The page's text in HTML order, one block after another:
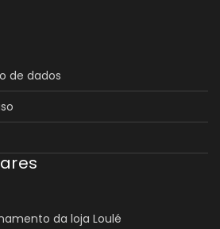
de dados
da loja Loulé